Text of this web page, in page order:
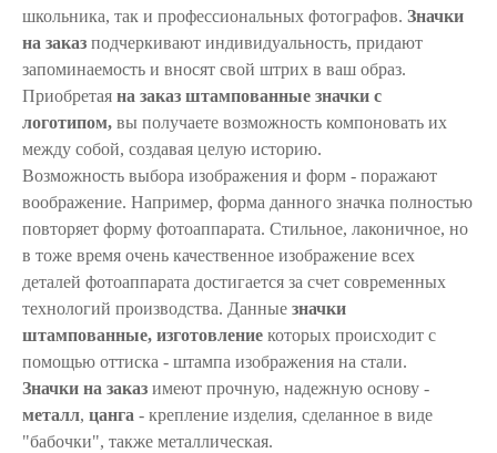
школьника, так и профессиональных фотографов. Значки
на заказ подчеркивают индивидуальность, придают
запоминаемость и вносят свой штрих в ваш образ.
Приобретая на заказ штампованные значки с
логотипом, вы получаете возможность компоновать их
между собой, создавая целую историю.
Возможность выбора изображения и форм - поражают
воображение. Например, форма данного значка полностью
повторяет форму фотоаппарата. Стильное, лаконичное, но
в тоже время очень качественное изображение всех
деталей фотоаппарата достигается за счет современных
технологий производства. Данные значки
штампованные, изготовление которых происходит с
помощью оттиска - штампа изображения на стали.
Значки на заказ имеют прочную, надежную основу -
металл, цанга - крепление изделия, сделанное в виде
"бабочки", также металлическая.